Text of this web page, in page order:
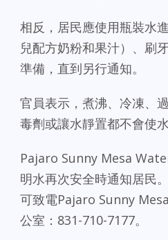
相反，居民應使用瓶裝水
兒配方奶粉和果汁）、刷
準備，直到另行通知。
官員表示，煮沸、冷凍、
毒劑或讓水靜置都不會使水
Pajaro Sunny Mesa
明水再次安全時通知居民
可致電Pajaro Sunny
公室：831-710-7177。